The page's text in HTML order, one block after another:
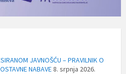
JAVNOŠĆU – PRAVILNIK O
NABAVE8. srpnja 2026.